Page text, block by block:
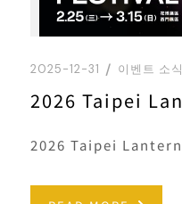
2025-12-31 이벤트 소식